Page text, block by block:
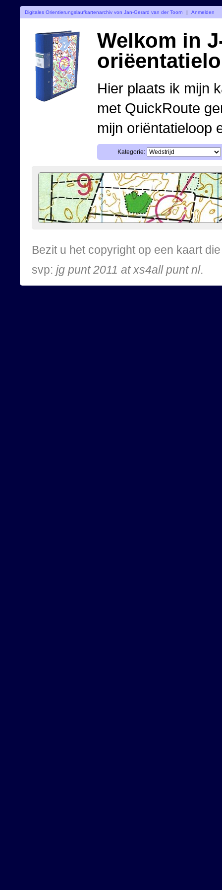
Digitales Orientierungslaufkartenarchiv von Jan-Gerard van der Toorn | Anmelden
Welkom in
Hier plaats ik mijn
met QuickRoute
mijn oriëntatieloop
Kategorie:
Bezit u het copyright op een kaart
svp: jg punt 2011 at xs4all punt nl.